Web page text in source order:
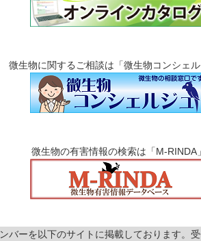
微生物に関するご相談は「微生物コンシェ
微生物の有害情報の検索は「M-RINDA
バーを以下のサイトに掲載しております。